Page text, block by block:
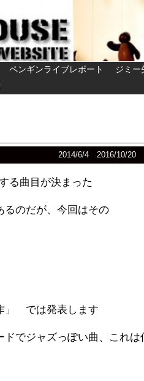
ペンギンライブレポート ジミー
2014/6/4 2016/10/20
る曲目が決まった
るのだが、今回はその
」 では発表します
でジャズっぽい曲、これは